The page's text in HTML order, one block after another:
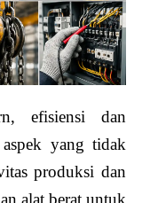
efisiensi dan
yang tidak
produksi dan
alat berat untuk